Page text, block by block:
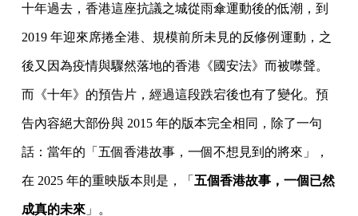
十年過去，香港這座抗議之城從雨傘運動後的低潮，到
2019 年迎來席捲全港、規模前所未見的反修例運動，之
後又因為疫情與驟然落地的香港《國安法》而被噤聲。
而《十年》的預告片，經過這段跌宕後也有了變化。預
告內容絕大部份與 2015 年的版本完全相同，除了一句
話：當年的「五個香港故事，一個不想見到的將來」，
在 2025 年的重映版本則是，「 五個香港故事，一個已然
成真的未來 」。